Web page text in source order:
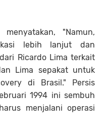
"Namun,
lebih lanjut dan
Ricardo Lima terkait
Lima sepakat untuk
di Brasil." Persis
1994 ini sembuh
menjalani operasi